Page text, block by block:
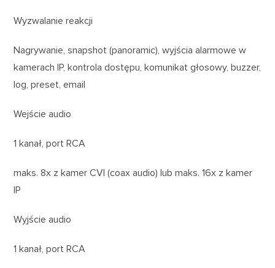
Wyzwalanie reakcji
Nagrywanie, snapshot (panoramic), wyjścia alarmowe w
kamerach IP, kontrola dostępu, komunikat głosowy, buzzer,
log, preset, email
Wejście audio
1 kanał, port RCA
maks. 8x z kamer CVI (coax audio) lub maks. 16x z kamer
IP
Wyjście audio
1 kanał, port RCA